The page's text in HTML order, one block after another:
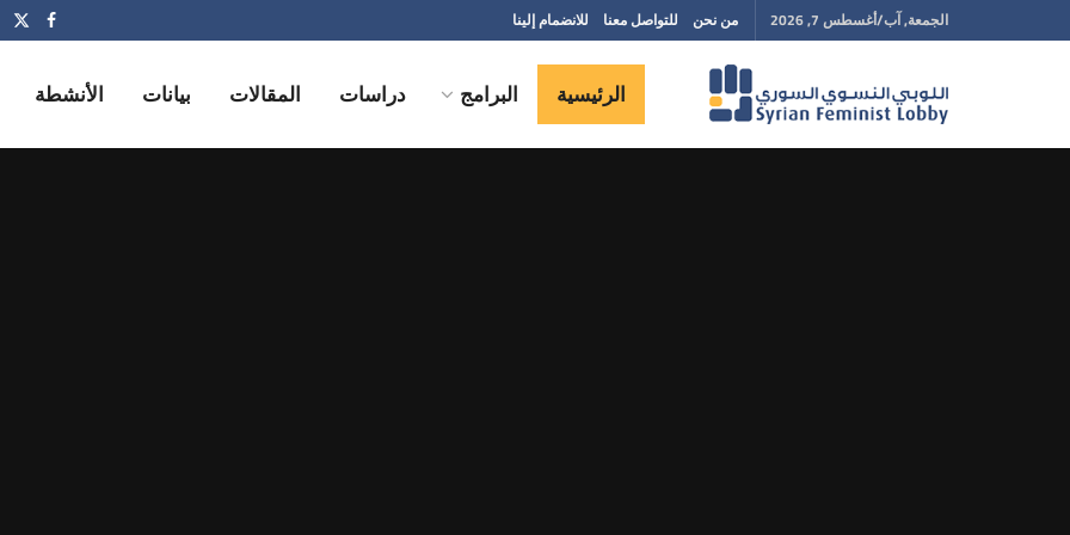
الجمعة, آب/أغسطس 7, 2026 من نحن للتواصل معنا للانضمام إلينا
الرئيسية البرامج دراسات المقالات بيانات الأنشطة